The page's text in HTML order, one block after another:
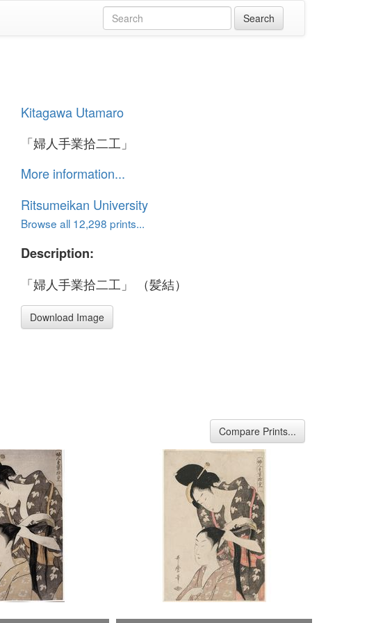
Kitagawa Utamaro
「婦人手業拾二工」
More information...
Ritsumeikan University
Browse all 12,298 prints...
Description:
「婦人手業拾二工」 （髪結）
Download Image
Compare Prints...